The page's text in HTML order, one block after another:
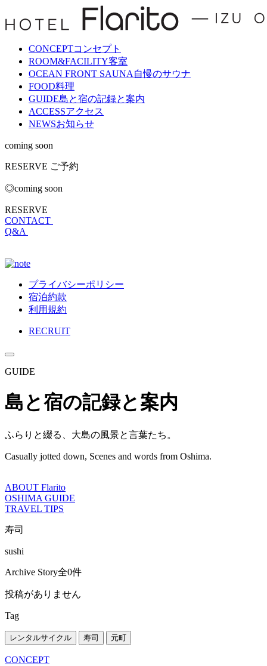
CONCEPTコンセプト
ROOM&FACILITY客室
OCEAN FRONT SAUNA 自慢のサウナ
FOOD料理
GUIDE島と宿の記録と案内
ACCESSアクセス
NEWSお知らせ
coming soon
RESERVE ご予約
◎coming soon
RESERVE
CONTACT
Q&A
プライバシーポリシー
宿泊約款
利用規約
RECRUIT
GUIDE
島と宿の記録と案内
ふらりと綴る、大島の風景と言葉たち。
Casually jotted down, Scenes and words from Oshima.
ABOUT Flarito
OSHIMA GUIDE
TRAVEL TIPS
寿司
sushi
Archive Story全0件
投稿がありません
Tag
レンタルサイクル 寿司 元町
CONCEPT